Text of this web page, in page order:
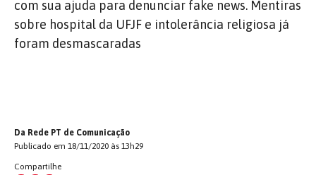
com sua ajuda para denunciar fake news. Mentiras
sobre hospital da UFJF e intolerância religiosa já
foram desmascaradas
Da Rede PT de Comunicação
Publicado em 18/11/2020 às 13h29
Compartilhe